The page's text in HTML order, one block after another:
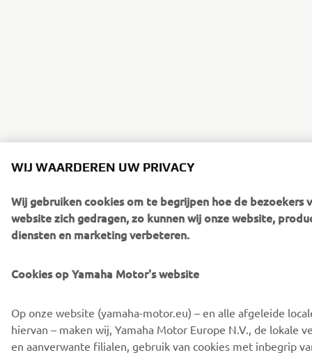
WIJ WAARDEREN UW PRIVACY
Wij gebruiken cookies om te begrijpen hoe de bezoekers
website zich gedragen, zo kunnen wij onze website,
diensten en marketing verbeteren.
Cookies op Yamaha Motor's website
Op onze website (yamaha-motor.eu) – en alle afgeleide
hiervan – maken wij, Yamaha Motor Europe N.V., de lokale
en aanverwante filialen, gebruik van cookies met inbegrip